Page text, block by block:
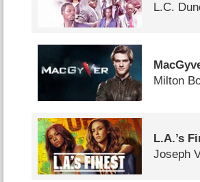
L.C.
Milton
L.A.’s
Joseph